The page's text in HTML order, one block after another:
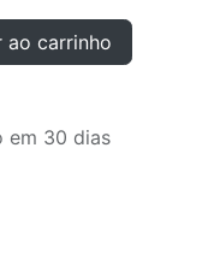
ao carrinho
em 30 dias